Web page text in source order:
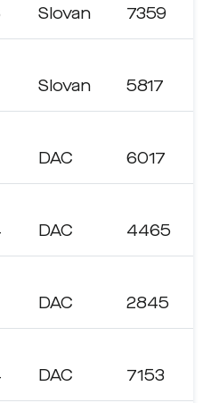
Slovan 7359
Slovan 5817
DAC 6017
DAC 4465
DAC 2845
DAC 7153